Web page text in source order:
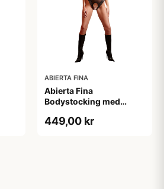
ABIERTA FINA
Abierta Fina
Bodystocking med
449,00 kr